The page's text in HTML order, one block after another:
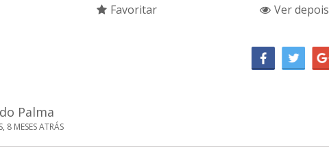
Favoritar Ver depois
Palma
8 MESES ATRÁS